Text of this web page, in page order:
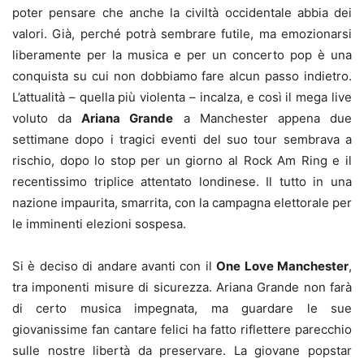
poter pensare che anche la civiltà occidentale abbia dei
valori. Già, perché potrà sembrare futile, ma emozionarsi
liberamente per la musica e per un concerto pop è una
conquista su cui non dobbiamo fare alcun passo indietro.
L’attualità – quella più violenta – incalza, e così il mega live
voluto daAriana Grande a Manchester appena due
settimane dopo i tragici eventi del suo tour sembrava a
rischio, dopo lo stop per un giorno al Rock Am Ring e il
recentissimo triplice attentato londinese. Il tutto in una
nazione impaurita, smarrita, con la campagna elettorale per
le imminenti elezioni sospesa.
Si è deciso di andare avanti con ilOne Love Manchester,
tra imponenti misure di sicurezza. Ariana Grande non farà
di certo musica impegnata, ma guardare le sue
giovanissime fan cantare felici ha fatto riflettere parecchio
sulle nostre libertà da preservare. La giovane popstar